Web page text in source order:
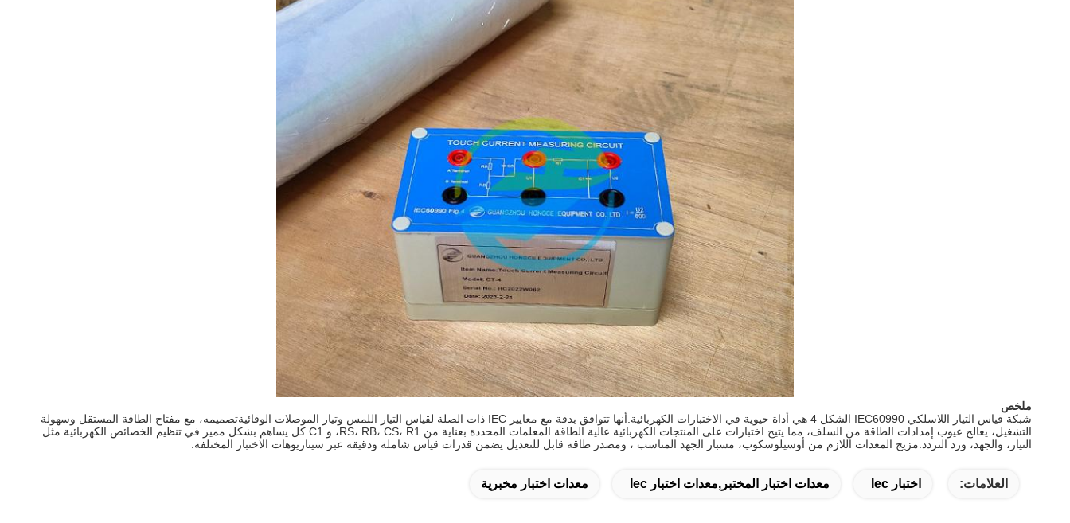
ملخص
شبكة قياس التيار اللاسلكي IEC60990 الشكل 4 هي أداة حيوية في الاختبارات الكهربائية.أنها تتوافق بدقة مع معايير IEC ذات الصلة لقياس التيار اللمس وتيار الموصلات الوقائيةتصميمه، مع مفتاح الطاقة المستقل وسهولة
التشغيل، يعالج عيوب إمدادات الطاقة من السلف، مما يتيح اختبارات على المنتجات الكهربائية عالية الطاقة.المعلمات المحددة بعناية من RS، RB، CS، R1، و C1 كل يساهم بشكل مميز في تنظيم الخصائص الكهربائية مثل
التيار، والجهد، ورد التردد.مزيج المعدات اللازم من أوسيلوسكوب، مسبار الجهد المناسب ، ومصدر طاقة قابل للتعديل يضمن قدرات قياس شاملة ودقيقة عبر سيناريوهات الاختبار المختلفة.
العلامات: اختبار Iec معدات اختبار المختبر,معدات اختبار Iec معدات اختبار مخبرية